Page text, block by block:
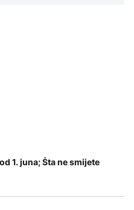
1. juna; Šta ne smijete